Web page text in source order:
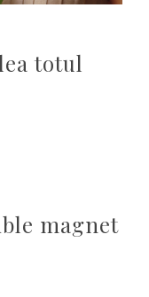
totul
magnet